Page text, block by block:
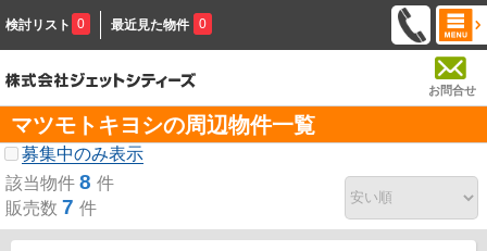
検討リスト 0 最近見た物件 0
お問合せ
マツモトキヨシの周辺物件一覧
募集中のみ表示
該当物件 8 件
販売数 7 件